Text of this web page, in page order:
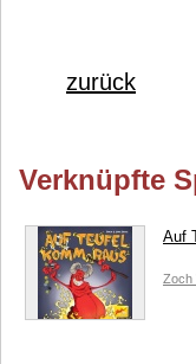
zurück
Verknüpfte
Auf
Zoch